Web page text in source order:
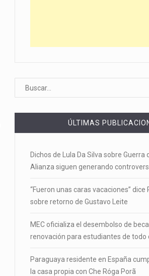
ÚLTIMAS
Dichos de Lula Da Silva sobre Guerra
Alianza siguen generando
“Fueron unas caras vacaciones” dice
sobre retorno de Gustavo Leite
MEC oficializa el desembolso de
renovación para estudiantes de todo
Paraguaya residente en España
la casa propia con Che Róga Porã